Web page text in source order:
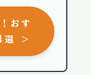
おす
選 ＞